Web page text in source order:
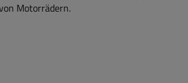
Motorrädern.